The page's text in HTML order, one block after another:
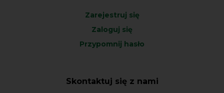
Zarejestruj się
Zaloguj się
Przypomnij hasło
Skontaktuj się z nami